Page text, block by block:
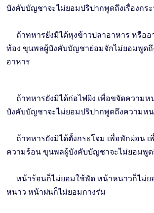
บังคับบัญชาจะไม่ยอมปริปากพูดถึงเรื่องกร
ถ้าทหารยังมิได้หุงข้าวปลาอาหาร หรืออ
ท้อง ขุนพลผู้บังคับบัญชาย่อมจักไม่ยอมพูดถึ
อาหาร
ถ้าทหารยังมิได้ก่อไฟผิง เพื่อขจัดความห
บังคับบัญชาจะไม่ยอมปริปากพูดถึงความห
ถ้าทหารยังมิได้ตั้งกระโจม เพื่อพักผ่อน
ความร้อน ขุนพลผู้บังคับบัญชาจะไม่ยอมพู
หน้าร้อนก็ไม่ยอมใช้พัด หน้าหนาวก็ไม่ย
หนาว หน้าฝนก็ไม่ยอมกางร่ม